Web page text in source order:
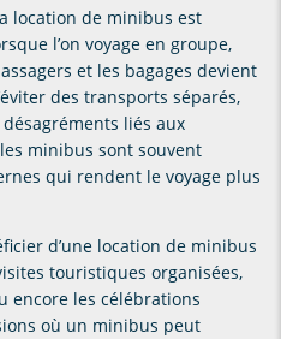
location de minibus est
l’on voyage en groupe,
et les bagages devient
des transports séparés,
liés aux
minibus sont souvent
qui rendent le voyage plus
d’une location de minibus
touristiques organisées,
encore les célébrations
où un minibus peut